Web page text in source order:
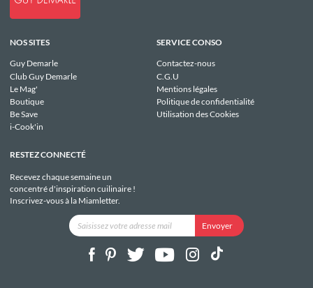
NOS SITES
Guy Demarle
Club Guy Demarle
Le Mag'
Boutique
Be Save
i-Cook'in
SERVICE CONSO
Contactez-nous
C.G.U
Mentions légales
Politique de confidentialité
Utilisation des Cookies
RESTEZ CONNECTÉ
Recevez chaque semaine un
concentré d'inspiration cuilinaire !
Inscrivez-vous à la Miamletter.